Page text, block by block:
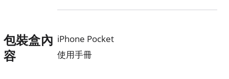
包裝盒內
容
iPhone Pocket
使用手冊